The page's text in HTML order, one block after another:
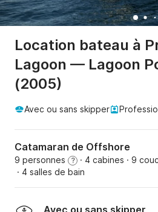
Location bateau à
Lagoon — Lagoon
(2005)
Avec ou sans skipper
Catamaran de Offshore
9 personnes ? · 4 cabines · 9
· 4 salles de bain